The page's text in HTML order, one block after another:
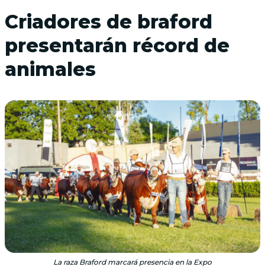
Criadores de braford
presentarán récord de
animales
La raza Braford marcará presencia en la Expo